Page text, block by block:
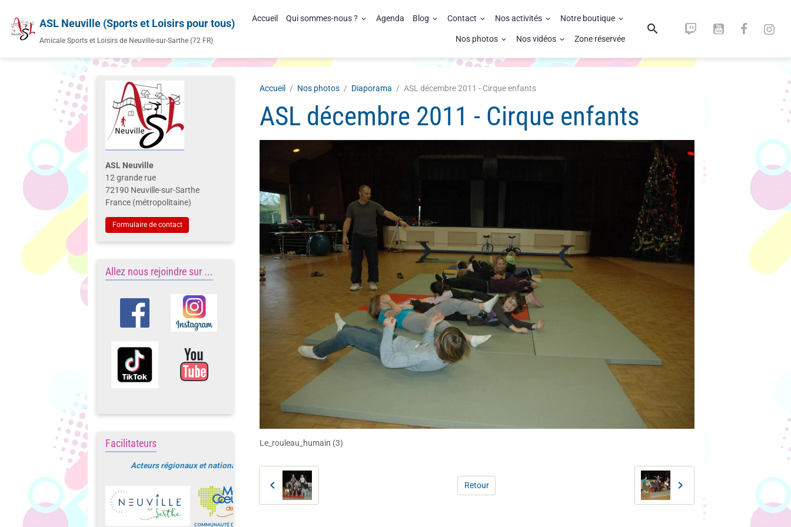
ASL Neuville (Sports et Loisirs pour tous)
Amicale Sports et Loisirs de Neuville-sur-Sarthe (72 FR)
Accueil Qui sommes-nous ? Agenda Blog Contact Nos activités Notre boutique
Nos photos Nos vidéos Zone réservée
Accueil Nos photos Diaporama ASL décembre 2011 - Cirque enfants
ASL décembre 2011 - Cirque enfants
Le_rouleau_humain (3)
Retour
ASL Neuville
12 grande rue
72190 Neuville-sur-Sarthe
France (métropolitaine)
Formulaire de contact
Allez nous rejoindre sur ...
Facilitateurs
Acteurs régionaux et nationaux